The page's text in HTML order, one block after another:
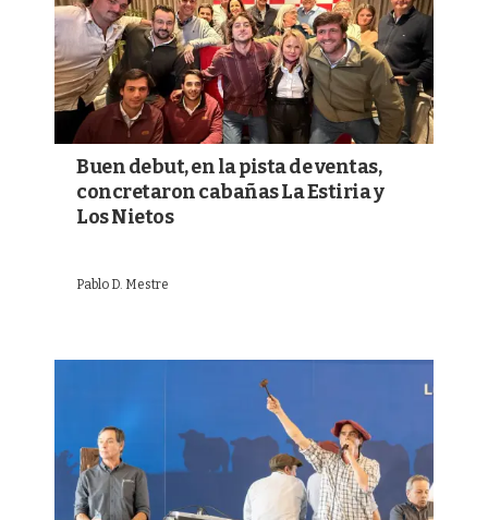
Buen debut, en la pista de ventas,
concretaron cabañas La Estiria y
Los Nietos
Pablo D. Mestre